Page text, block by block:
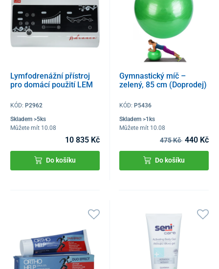
Lymfodrenážní přístroj
pro domácí použití LEM
KÓD: P2962
Skladem >5ks
Můžete mít 10.08
10 835 Kč
Do košíku
Gymnastický míč –
zelený, 85 cm (Doprodej)
KÓD:P5436
Skladem >1ks
Můžete mít 10.08
475 Kč 440 Kč
Do košíku